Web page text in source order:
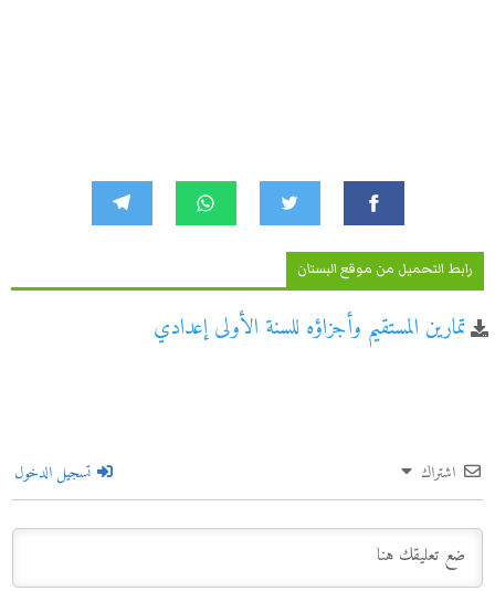
رابط التحميل من موقع البستان
تمارين المستقيم وأجزاؤه للسنة الأولى إعدادي
اشتراك تسجيل الدخول